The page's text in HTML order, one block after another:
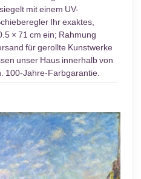
mit einem UV-
Ihr exaktes,
× 71 cm ein; Rahmung
für gerollte Kunstwerke
unser Haus innerhalb von
100-Jahre-Farbgarantie.